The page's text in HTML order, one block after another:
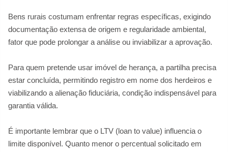
Bens rurais costumam enfrentar regras específicas, exigindo
documentação extensa de origem e regularidade ambiental,
fator que pode prolongar a análise ou inviabilizar a aprovação.
Para quem pretende usar imóvel de herança, a partilha precisa
estar concluída, permitindo registro em nome dos herdeiros e
viabilizando a alienação fiduciária, condição indispensável para
garantia válida.
É importante lembrar que o LTV (loan to value) influencia o
limite disponível. Quanto menor o percentual solicitado em